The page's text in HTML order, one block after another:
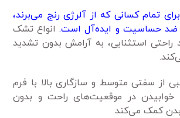
برای تمام کسانی که از آلرژی رنج می‌برند،
ضد حساسیت و ایده‌آل است.انواع تشک
راحتی استثنایی، به آرامش بدون تشدید
از سفتی متوسط ​​و سازگاری بالا با فرم
در موقعیت‌های راحت و بدون
بدن کمک می‌کند.